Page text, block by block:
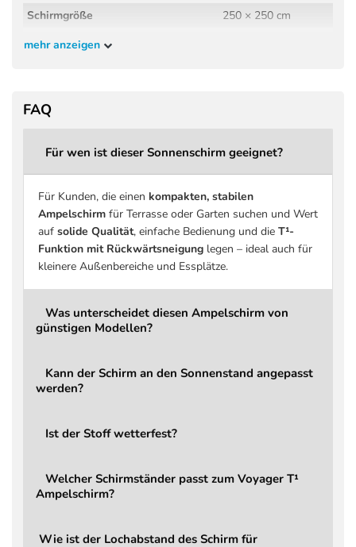
Schirmgröße
250 × 250 cm
Schirmfläche
Kopffreiheit
Druckguss Aluminium,
Stoffdichte
220 g/m² Polyester
Stoffklasse
2 Basic
Beschichtung
Schmutz- und
UV-Schutz
bis zu 96 % UV-Schutz
Windbelastung
Bei aufkommendem Wind
Öffnen / Schließen
Kippbar
Ja (rückwärts)
Kraftaufwand
Gewicht Schirm
20,5 kg
Garantie
2 Jahre
mehr anzeigen
FAQ
Für wen ist dieser Sonnenschirm geeignet?
Für Kunden, die einen kompakten, stabilen
Ampelschirmfür Terrasse oder Garten suchen und Wert
auf solide Qualität, einfache Bedienung und die T¹-
Funktion mit Rückwärtsneigunglegen – ideal auch für
kleinere Außenbereiche und Essplätze.
Was unterscheidet diesen Ampelschirm von
günstigen Modellen?
Kann der Schirm an den Sonnenstand angepasst
werden?
Ist der Stoff wetterfest?
Welcher Schirmständer passt zum Voyager T¹
Ampelschirm?
Wie ist der Lochabstand des Schirm für